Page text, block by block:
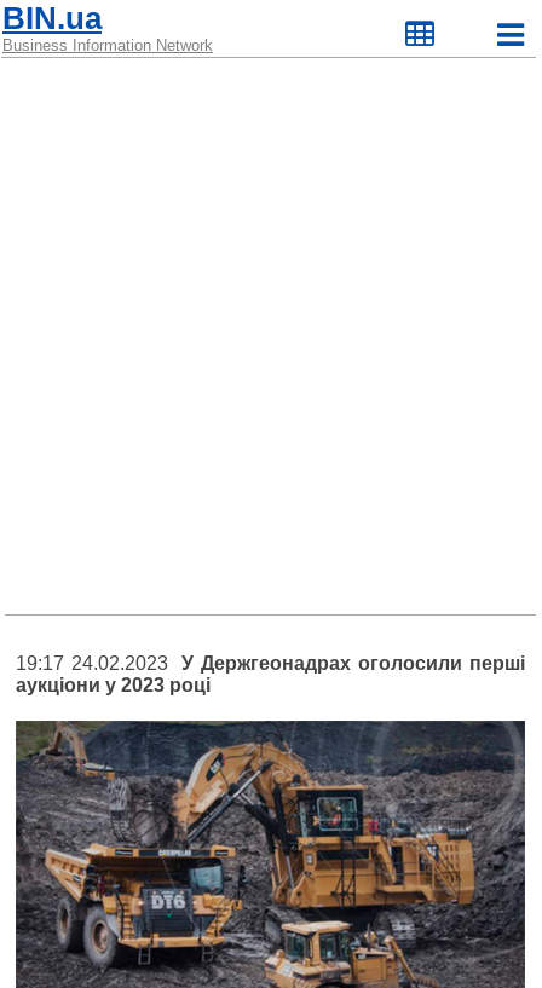
BIN.ua
Business Information Network
19:17 24.02.2023У Держгеонадрах оголосили перші
аукціони у 2023 році